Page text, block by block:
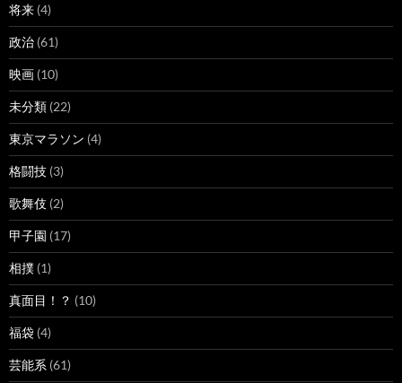
将来 (4)
政治 (61)
映画 (10)
未分類 (22)
東京マラソン (4)
格闘技 (3)
歌舞伎 (2)
甲子園 (17)
相撲 (1)
真面目！？ (10)
福袋 (4)
芸能系 (61)